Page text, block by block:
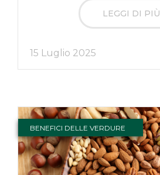
LEGGI DI PIÙ
15 Luglio 2025
BENEFICI DELLE VERDURE